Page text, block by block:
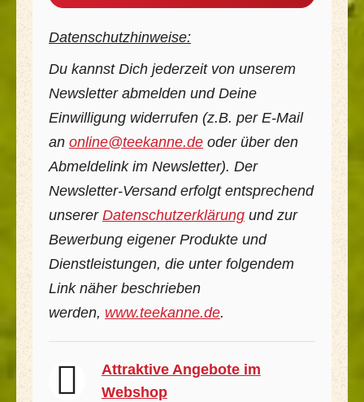
Datenschutzhinweise:
Du kannst Dich jederzeit von unserem
Newsletter abmelden und Deine
Einwilligung widerrufen (z.B. per E-Mail
an online@teekanne.de oder über den
Abmeldelink im Newsletter). Der
Newsletter-Versand erfolgt entsprechend
unserer Datenschutzerklärung und zur
Bewerbung eigener Produkte und
Dienstleistungen, die unter folgendem
Link näher beschrieben
werden, www.teekanne.de.
Attraktive Angebote im
Webshop